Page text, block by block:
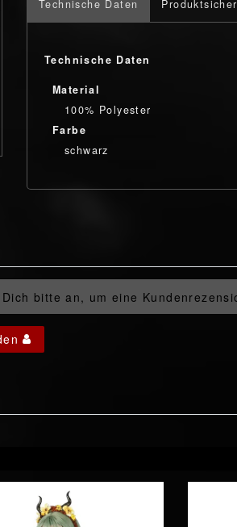
Technische Daten
Technische Daten
Material
100% Polyester
Farbe
schwarz
Dich bitte an, um eine